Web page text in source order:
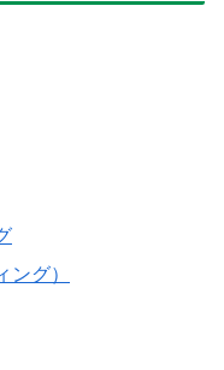
ング）